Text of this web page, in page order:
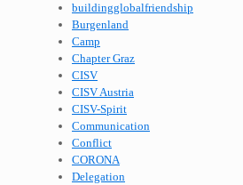
buildingglobalfriendship
Burgenland
Camp
Chapter Graz
CISV
CISV Austria
CISV-Spirit
Communication
Conflict
CORONA
Delegation